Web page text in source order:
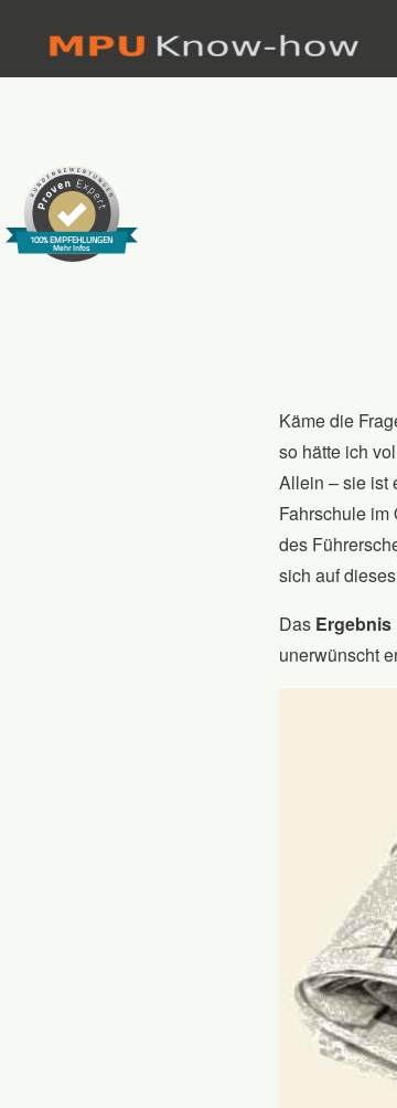
content
Käme die
so hätte ich
Allein – sie ist
Fahrschule im
des
sich auf
Das Ergebnis
unerwünscht
100% EMPFEHLUNGEN
Mehr Infos